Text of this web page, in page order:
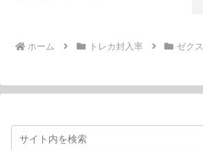
ホーム トレカ封入率 ゼクス